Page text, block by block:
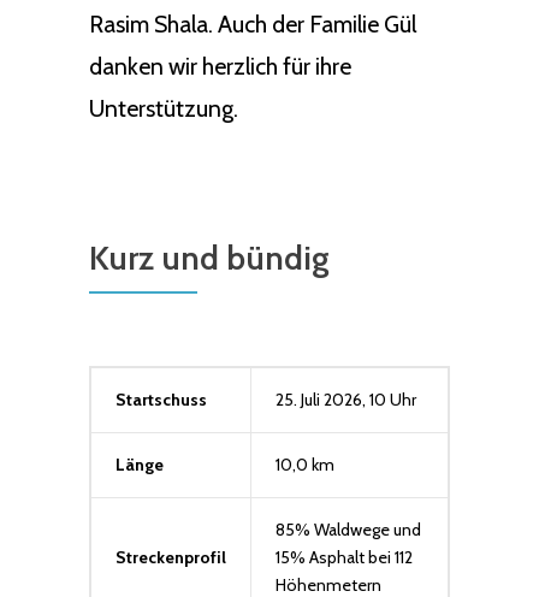
Rasim Shala. Auch der Familie Gül
danken wir herzlich für ihre
Unterstützung.
Kurz und bündig
Startschuss 25. Juli 2026, 10 Uhr
Länge 10,0 km
Streckenprofil
85% Waldwege und
15% Asphalt bei 112
Höhenmetern